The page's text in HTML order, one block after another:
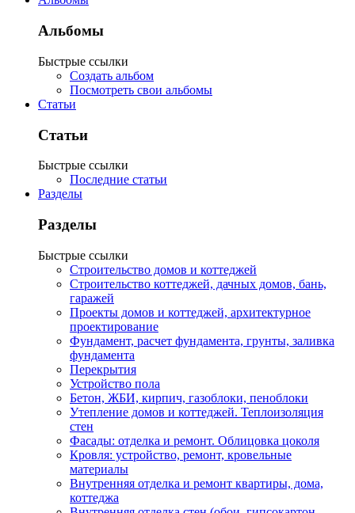
Альбомы
Быстрые ссылки
Создать альбом
Посмотреть свои альбомы
Статьи
Статьи
Быстрые ссылки
Последние статьи
Разделы
Разделы
Быстрые ссылки
Строительство домов и коттеджей
Строительство коттеджей, дачных домов, бань,
гаражей
Проекты домов и коттеджей, архитектурное
проектирование
Фундамент, расчет фундамента, грунты, заливка
фундамента
Перекрытия
Устройство пола
Бетон, ЖБИ, кирпич, газоблоки, пеноблоки
Утепление домов и коттеджей. Теплоизоляция
стен
Фасады: отделка и ремонт. Облицовка цоколя
Кровля: устройство, ремонт, кровельные
материалы
Внутренняя отделка и ремонт квартиры, дома,
коттеджа